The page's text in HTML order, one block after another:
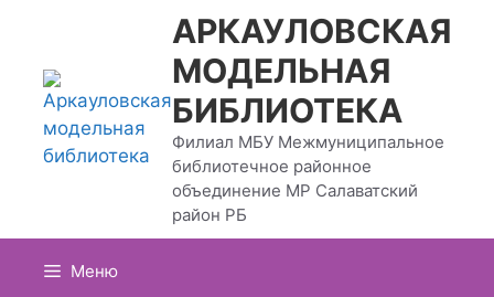
содержимому
АРКАУЛОВСКАЯ
МОДЕЛЬНАЯ
БИБЛИОТЕКА
Филиал МБУ Межмуниципальное
библиотечное районное
объединение МР Салаватский
район РБ
Меню